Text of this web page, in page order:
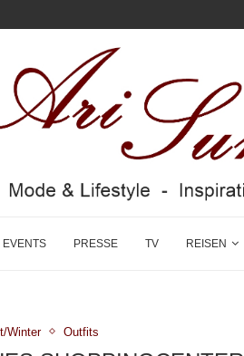
EVENTS PRESSE TV REISEN
Winter Outfits